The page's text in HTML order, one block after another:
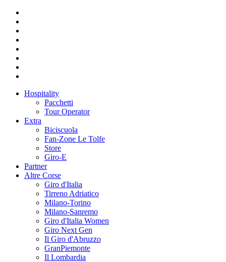
Hospitality
Pacchetti
Tour Operator
Extra
Biciscuola
Fan-Zone Le Tolfe
Store
Giro-E
Partner
Altre Corse
Giro d'Italia
Tirreno Adriatico
Milano-Torino
Milano-Sanremo
Giro d'Italia Women
Giro Next Gen
Il Giro d'Abruzzo
GranPiemonte
Il Lombardia